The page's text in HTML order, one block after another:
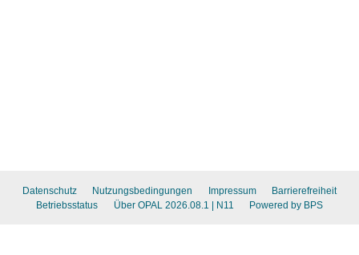
Datenschutz Nutzungsbedingungen Impressum
Barrierefreiheit
Betriebsstatus
Über OPAL 2026.08.1 | N11 Powered by BPS